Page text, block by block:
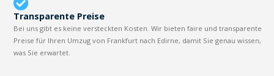
Transparente Preise
Bei uns gibt es keine versteckten Kosten. Wir bieten faire und transparente
Preise für Ihren Umzug von Frankfurt nach Edirne, damit Sie genau wissen,
was Sie erwartet.